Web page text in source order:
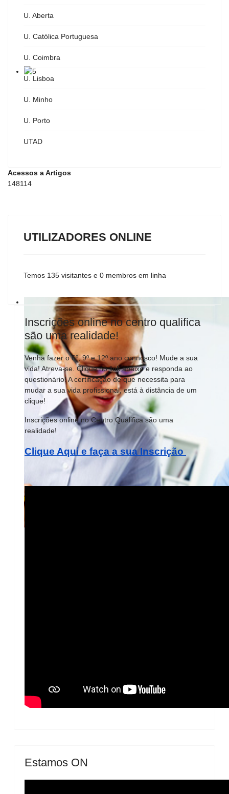
U. Aberta
U. Católica Portuguesa
U. Coimbra
U. Lisboa
U. Minho
U. Porto
UTAD
Acessos a Artigos
148114
UTILIZADORES ONLINE
Temos 135 visitantes e 0 membros em linha
Inscrições online no centro qualifica
são uma realidade!
Venha fazer o 6º, 9º e 12º ano connosco! Mude a sua
vida! Atreva-se. Clique no link abaixo e responda ao
questionário! A certificação de que necessita para
mudar a sua vida profissional, está à distância de um
clique!
Inscrições online no Centro Qualifica são uma
realidade!
Clique Aqui e faça a sua Inscrição
Estamos ON